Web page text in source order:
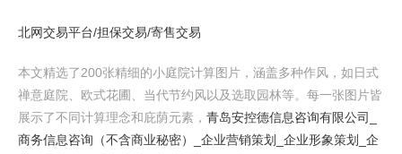
北网交易平台/担保交易/寄售交易
本文精选了200张精细的小庭院计算图片，涵盖多种作风，如日式
禅意庭院、欧式花圃、当代节约风以及选取园林等。每一张图片皆
展示了不同计算理念和庇荫元素， 青岛安控德信息咨询有限公司_
商务信息咨询（不含商业秘密）_企业营销策划_企业形象策划_企